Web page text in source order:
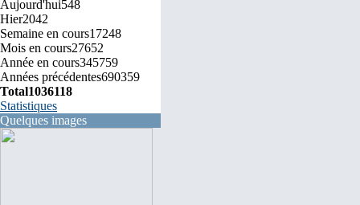
Aujourd'hui548
Hier2042
Semaine en cours17248
Mois en cours27652
Année en cours345759
Années précédentes690359
Total1036118
Statistiques
Quelques images